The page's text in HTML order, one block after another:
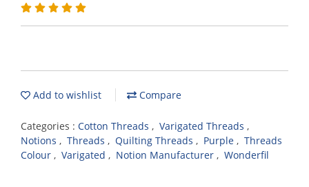
Add to wishlist Compare
Categories : Cotton Threads , Varigated Threads ,
Notions , Threads , Quilting Threads , Purple , Threads
Colour , Varigated , Notion Manufacturer , Wonderfil